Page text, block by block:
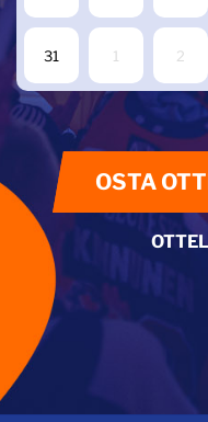
31 1 2
OSTA